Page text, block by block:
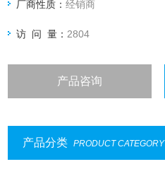
厂商性质：经销商
访 问 量： 2804
产品咨询
产品分类 PRODUCT CATEGORY